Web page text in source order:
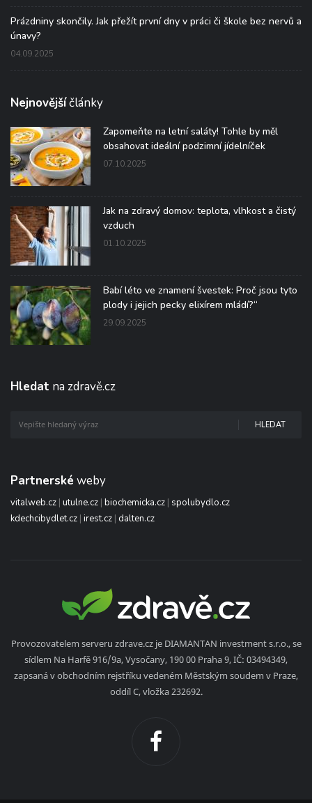
Prázdniny skončily. Jak přežít první dny v práci či škole bez nervů a
únavy?
04.09.2025
Nejnovějšíčlánky
Zapomeňte na letní saláty! Tohle by měl
obsahovat ideální podzimní jídelníček
07.10.2025
Jak na zdravý domov: teplota, vlhkost a čistý
vzduch
01.10.2025
Babí léto ve znamení švestek: Proč jsou tyto
plody i jejich pecky elixírem mládí?“
29.09.2025
Hledat na zdravě.cz
HLEDAT
Partnerské weby
vitalweb.cz | utulne.cz | biochemicka.cz | spolubydlo.cz
kdechcibydlet.cz | irest.cz | dalten.cz
Provozovatelem serveru zdrave.cz je DIAMANTAN investment s.r.o., se
sídlem Na Harfě 916/9a, Vysočany, 190 00 Praha 9, IČ: 03494349,
zapsaná v obchodním rejstříku vedeném Městským soudem v Praze,
oddíl C, vložka 232692.